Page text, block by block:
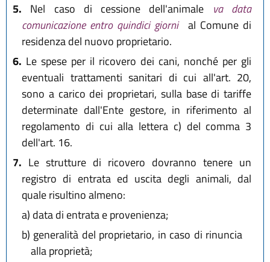
5. Nel caso di cessione dell'animale va data
comunicazione entro quindici giorni al Comune di
residenza del nuovo proprietario.
6. Le spese per il ricovero dei cani, nonché per gli
eventuali trattamenti sanitari di cui all'art. 20,
sono a carico dei proprietari, sulla base di tariffe
determinate dall'Ente gestore, in riferimento al
regolamento di cui alla lettera c) del comma 3
dell'art. 16.
7. Le strutture di ricovero dovranno tenere un
registro di entrata ed uscita degli animali, dal
quale risultino almeno:
a) data di entrata e provenienza;
b) generalità del proprietario, in caso di rinuncia
alla proprietà;